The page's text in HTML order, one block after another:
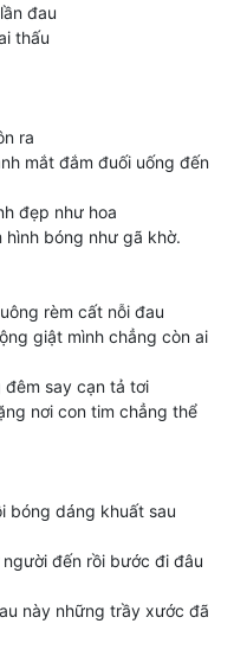
đau
thấu
ra
mắt đắm đuối uống đến
đẹp như hoa
hình bóng như gã khờ.
rèm cất nỗi đau
giật mình chẳng còn ai
đêm say cạn tả tơi
nơi con tim chẳng thể
bóng dáng khuất sau
đến rồi bước đi đâu
này những trầy xước đã